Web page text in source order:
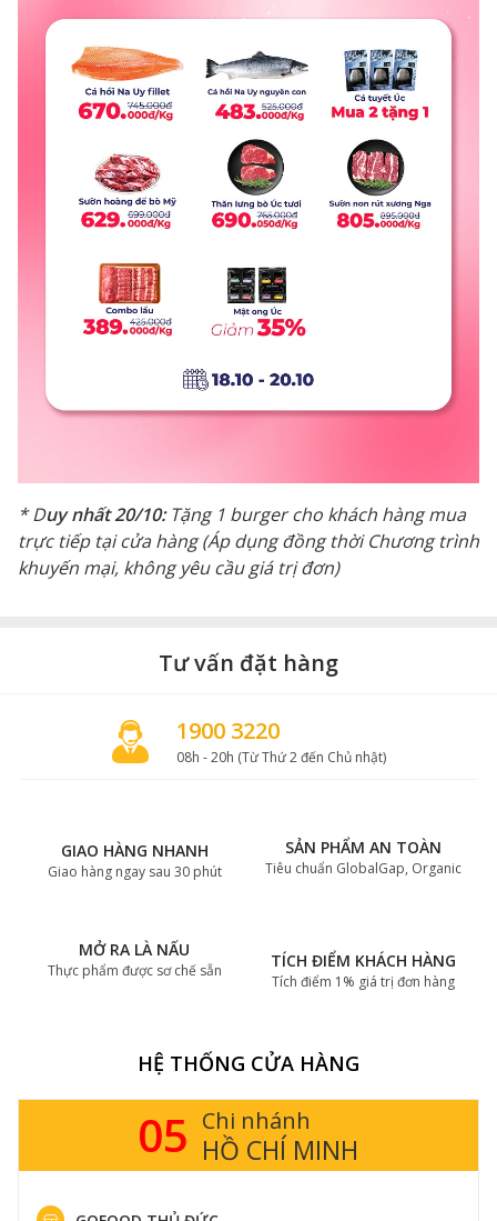
* Duy nhất 20/10:Tặng 1 burger cho khách hàng mua
trực tiếp tại cửa hàng (Áp dụng đồng thời Chương trình
khuyến mại, không yêu cầu giá trị đơn)
Tư vấn đặt hàng
1900 3220
08h - 20h (Từ Thứ 2 đến Chủ nhật)
GIAO HÀNG NHANH
Giao hàng ngay sau 30 phút
SẢN PHẨM AN TOÀN
Tiêu chuẩn GlobalGap, Organic
MỞ RA LÀ NẤU
Thực phẩm được sơ chế sẵn TÍCH ĐIỂM KHÁCH HÀNG
Tích điểm 1% giá trị đơn hàng
HỆ THỐNG CỬA HÀNG
05 Chi nhánh
HỒ CHÍ MINH